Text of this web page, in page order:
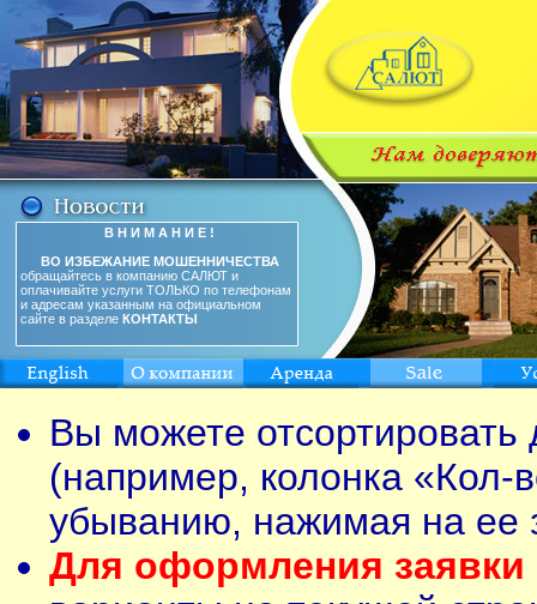
В Н И М А Н И Е !
ВО ИЗБЕЖАНИЕ МОШЕННИЧЕСТВА
обращайтесь в компанию САЛЮТ и
оплачивайте услуги ТОЛЬКО по телефонам
и адресам указанным на официальном
сайте в разделе КОНТАКТЫ
Вы можете
(например, колонка «Кол-
убыванию, нажимая на ее
Для оформления заявки